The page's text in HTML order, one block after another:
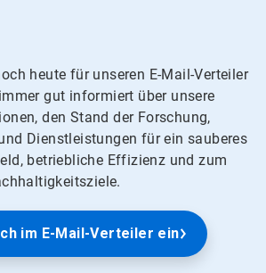
heute für unseren E-Mail-Verteiler
gut informiert über unsere
den Stand der Forschung,
Dienstleistungen für ein sauberes
betriebliche Effizienz und zum
im E-Mail-Verteiler ein